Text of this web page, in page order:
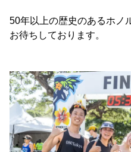
50年以上の歴史のあるホノ
お待ちしております。